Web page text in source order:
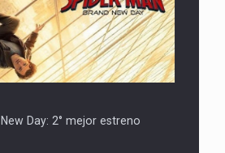
Day: 2° mejor estreno